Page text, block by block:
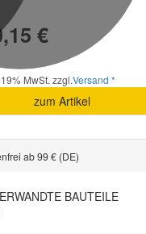
€
MwSt. zzgl.Versand *
zum Artikel
ab 99 € (DE)
BAUTEILE